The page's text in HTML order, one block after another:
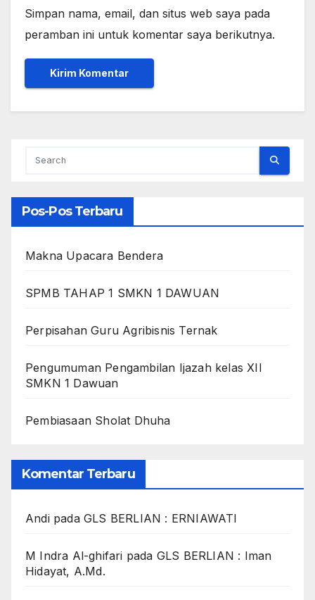
Simpan nama, email, dan situs web saya pada
peramban ini untuk komentar saya berikutnya.
Pos-Pos Terbaru
Makna Upacara Bendera
SPMB TAHAP 1 SMKN 1 DAWUAN
Perpisahan Guru Agribisnis Ternak
Pengumuman Pengambilan Ijazah kelas XII
SMKN 1 Dawuan
Pembiasaan Sholat Dhuha
Komentar Terbaru
AndipadaGLS BERLIAN : ERNIAWATI
M Indra Al-ghifari pada GLS BERLIAN : Iman
Hidayat, A.Md.